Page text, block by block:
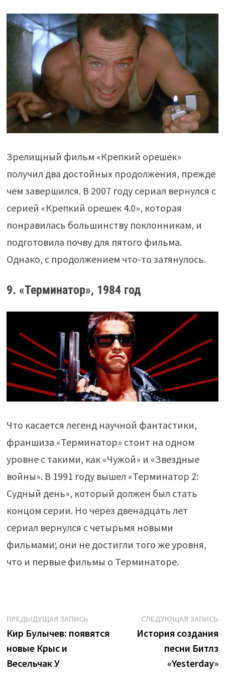
Зрелищный фильм «Крепкий орешек»
получил два достойных продолжения, прежде
чем завершился. В 2007 году сериал вернулся с
серией «Крепкий орешек 4.0», которая
понравилась большинству поклонникам, и
подготовила почву для пятого фильма.
Однако, с продолжением что-то затянулось.
9. «Терминатор», 1984 год
Что касается легенд научной фантастики,
франшиза «Терминатор» стоит на одном
уровне с такими, как «Чужой» и «Звездные
войны». В 1991 году вышел «Терминатор 2:
Судный день», который должен был стать
концом серии. Но через двенадцать лет
сериал вернулся с четырьмя новыми
фильмами; они не достигли того же уровня,
что и первые фильмы о Терминаторе.
Навигация
по
записям
ПРЕДЫДУЩАЯ ЗАПИСЬПредыдущая
запись:
Кир Булычев: появятся
новые Крыс и
Весельчак У
СЛЕДУЮЩАЯ ЗАПИСЬ
История создания
песни Битлз
«Yesterday»